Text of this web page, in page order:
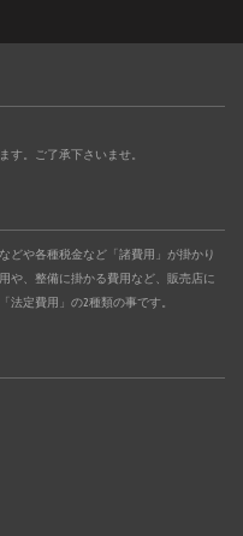
す。ご了承下さいませ。
どや各種税金など「諸費用」が掛かり
や、整備に掛かる費用など、販売店に
定費用」の2種類の事です。